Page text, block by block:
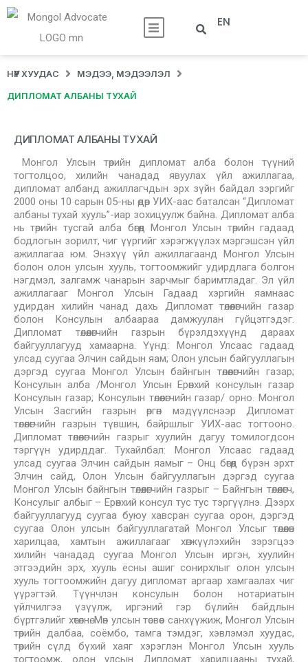
EN
НҮҮР ХУУДАС МЭДЭЭ, МЭДЭЭЛЭЛ
ДИПЛОМАТ АЛБАНЫ ТУХАЙ
ДИПЛОМАТ АЛБАНЫ ТУХАЙ
Монгол Улсын төрийн дипломат алба болон түүний
тогтолцоо, хилийн чанадад явуулах үйл ажиллагаа,
дипломат албанд ажиллагчдын эрх зүйн байдал зэргийг
2000 оны 10 сарын 05-ны өдөр УИХ-аас баталсан “Дипломат
албаны тухай хууль”-иар зохицуулж байна. Дипломат алба
нь төрийн тусгай алба бөгөөд Монгол Улсын төрийн гадаад
бодлогын зорилт, чиг үүргийг хэрэгжүүлэх мэргэшсэн үйл
ажиллагаа юм. Энэхүү үйл ажиллагаанд Монгол Улсын
болон олон улсын хууль, тогтоомжийг удирдлага болгон
нэгдмэл, залгамж чанарын зарчмыг баримтладаг. Эл үйл
ажиллагааг Монгол Улсын Гадаад хэргийн яамнаас
удирдан хилийн чанад дахь Дипломат төлөөлөгчийн газар
болон Консулын албаараа дамжуулан гүйцэтгэдэг.
Дипломат төлөөлөгчийн газрын бүрэлдэхүүнд дараах
байгууллагууд хамаарна. Үүнд: Монгол Улсаас гадаад
улсад суугаа Элчин сайдын яам; Олон улсын байгууллагын
дэргэд суугаа Монгол Улсын байнгын төлөөлөгчийн газар;
Консулын алба /Монгол Улсын Ерөнхий консулын газар
Консулын газар; Консулын төлөөлөгчийн газар/ орно. Монгол
Улсын Засгийн газрын өргөн мэдүүлснээр Дипломат
төлөөлөгчийн газрын түвшин, байршлыг УИХ-аас тогтооно.
Дипломат төлөөлөгчийн газрыг хуулийн дагуу томилогдсон
тэргүүн удирддаг. Тухайлбал: Монгол Улсаас гадаад
улсад суугаа Элчин сайдын яамыг – Онц бөгөөд бүрэн эрхт
Элчин сайд, Олон Улсын байгууллагын дэргэд суугаа
Монгол Улсын байнгын төлөөлөгчийн газрыг – Байнгын төлөөлөгч,
Консулыг албыг – Ерөнхий консул тус тус тэргүүлнэ. Дээрх
байгууллагууд суугаа буюу хавсран суугаа орон, дэргэд
суугаа Олон улсын байгууллагатай Монгол Улсыг төлөөлөн
харилцаа, хамтын ажиллагааг хөгжүүлэхийн зэрэгцээ
хилийн чанадад суугаа Монгол Улсын иргэн, хуулийн
этгээдийн эрх, хууль ёсны ашиг сонирхлыг олон улсын
хууль тогтоомжийн дагуу дипломат аргаар хамгаалах чиг
үүрэгтэй. Түүнчлэн консулын болон нотариатын
үйлчилгээ үзүүлж, иргэний гэр бүлийн байдлын
бүртгэлийг хөтөлнө. Мөн улсын төсвөөс санхүүжиж, Монгол Улсын
төрийн далбаа, соёмбо, тамга тэмдэг, хэвлэмэл хуудас,
төрийн сүлд бүхий хаяг хэрэглэн Монгол Улсын хууль
тогтоомж, олон улсын Дипломат харилцааны тухай,